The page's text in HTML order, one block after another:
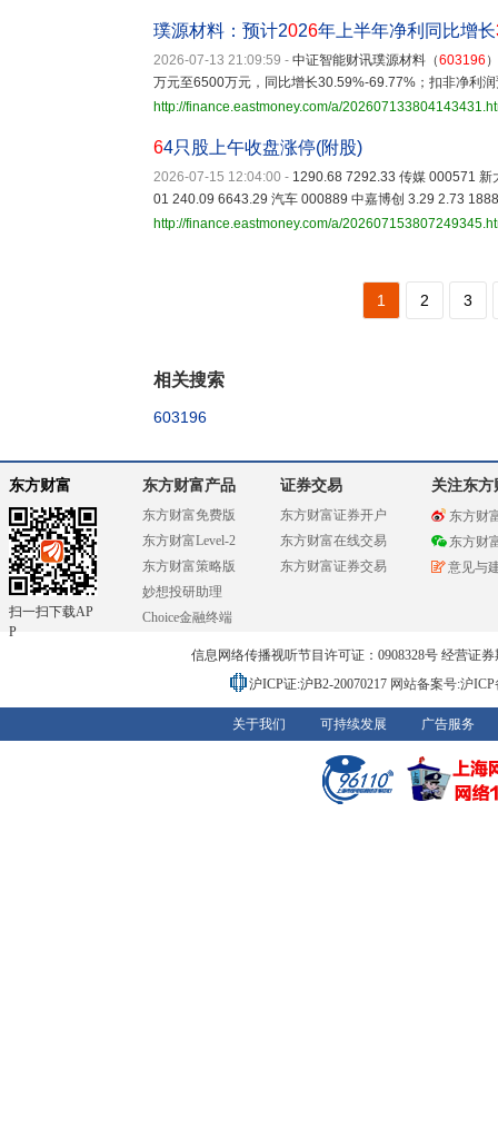
璞源材料：预计2026年上半年净利同比增长
2026-07-13 21:09:59 - 中证智能财讯璞源材料（603196
万元至6500万元，同比增长30.59%-69.77%；扣非净利
http://finance.eastmoney.com/a/
64只股上午收盘涨停(附股)
2026-07-15 12:04:00 - 1290.68 7292.33 传媒 000571
01 240.09 6643.29 汽车 000889 中嘉博创 3.29 2.73
http://finance.eastmoney.com/a/
1 2 3
相关搜索
603196
东方财富
扫一扫下载AP
P
东方财富产品
东方财富免费版
东方财富Level-2
东方财富策略版
妙想投研助理
Choice金融终端
证券交易
东方财富证券开户
东方财富在线交易
东方财富证券交易
关注东方
东方财
东方财
意见与
信息网络传播视听节目许可证：0908328号 经营证
沪ICP证:沪B2-20070217 网站备案号:沪
关于我们 可持续发展 广告服务